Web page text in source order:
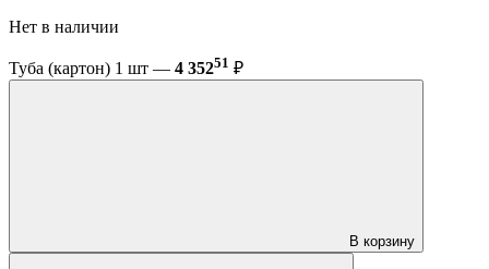
Нет в наличии
Туба (картон) 1 шт — 4 35251 ₽
В корзину